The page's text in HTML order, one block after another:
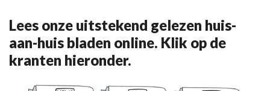
Lees onze uitstekend gelezen huis-
aan-huis bladen online. Klik op de
kranten hieronder.